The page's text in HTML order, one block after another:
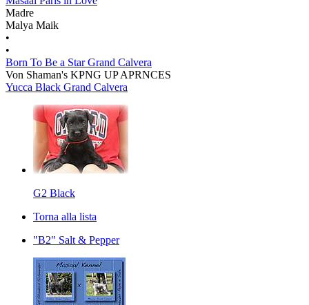
Madre
Malya Maik
•
•
Born To Be a Star Grand Calvera
Von Shaman's KPNG UP APRNCES
Yucca Black Grand Calvera
G2 Black
Torna alla lista
"B2" Salt & Pepper